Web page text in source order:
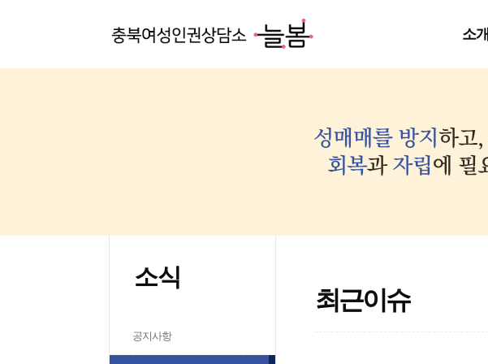
소개
소식
공지사항
최근이슈